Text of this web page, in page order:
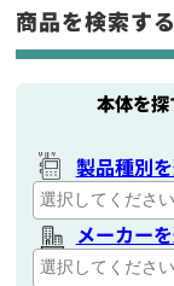
商品を検索する
本体を探
製品種別
メーカー